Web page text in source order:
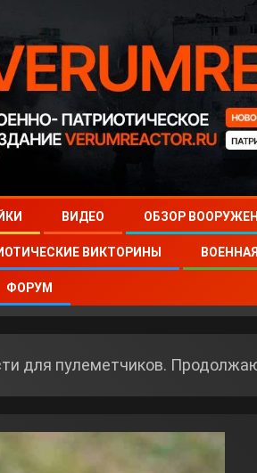
ВИДЕО ОБЗОР
ВИКТОРИНЫ
ФОРУМ
для пулеметчиков.